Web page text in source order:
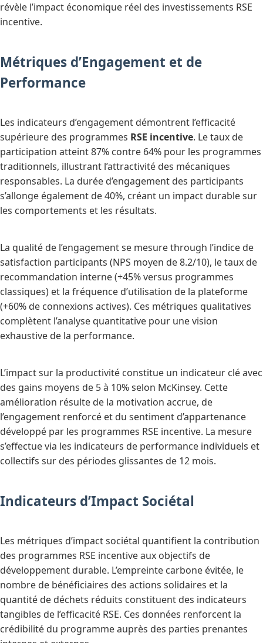
révèle l’impact économique réel des investissements RSE
incentive.
Métriques d’Engagement et de
Performance
Les indicateurs d’engagement démontrent l’efficacité
supérieure des programmes RSE incentive. Le taux de
participation atteint 87% contre 64% pour les programmes
traditionnels, illustrant l’attractivité des mécaniques
responsables. La durée d’engagement des participants
s’allonge également de 40%, créant un impact durable sur
les comportements et les résultats.
La qualité de l’engagement se mesure through l’indice de
satisfaction participants (NPS moyen de 8.2/10), le taux de
recommandation interne (+45% versus programmes
classiques) et la fréquence d’utilisation de la plateforme
(+60% de connexions actives). Ces métriques qualitatives
complètent l’analyse quantitative pour une vision
exhaustive de la performance.
L’impact sur la productivité constitue un indicateur clé avec
des gains moyens de 5 à 10% selon McKinsey. Cette
amélioration résulte de la motivation accrue, de
l’engagement renforcé et du sentiment d’appartenance
développé par les programmes RSE incentive. La mesure
s’effectue via les indicateurs de performance individuels et
collectifs sur des périodes glissantes de 12 mois.
Indicateurs d’Impact Sociétal
Les métriques d’impact sociétal quantifient la contribution
des programmes RSE incentive aux objectifs de
développement durable. L’empreinte carbone évitée, le
nombre de bénéficiaires des actions solidaires et la
quantité de déchets réduits constituent des indicateurs
tangibles de l’efficacité RSE. Ces données renforcent la
crédibilité du programme auprès des parties prenantes